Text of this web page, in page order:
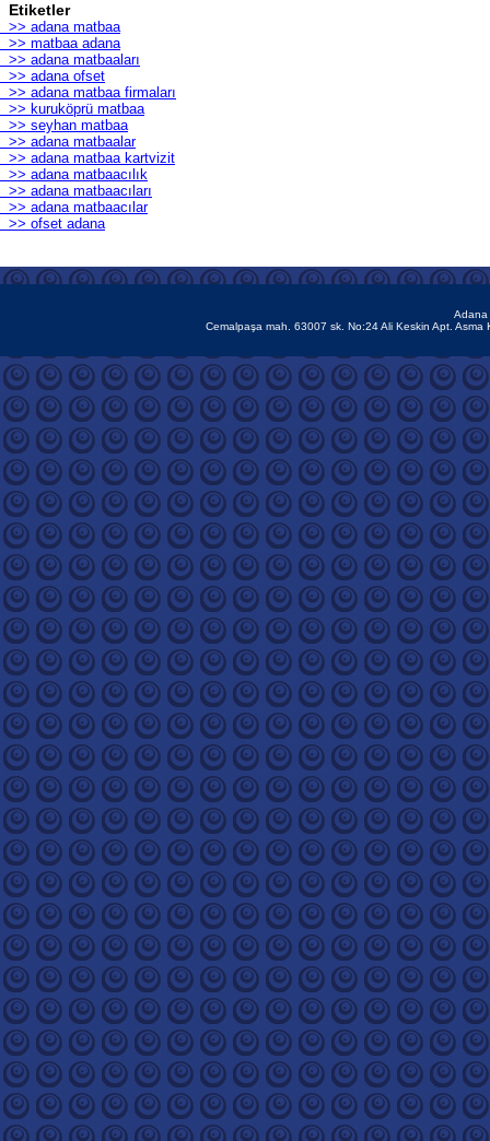
Etiketler
>> adana matbaa
>> matbaa adana
>> adana matbaaları
>> adana ofset
>> adana matbaa firmaları
>> kuruköprü matbaa
>> seyhan matbaa
>> adana matbaalar
>> adana matbaa kartvizit
>> adana matbaacılık
>> adana matbaacıları
>> adana matbaacılar
>> ofset adana
Adana
Cemalpaşa mah. 63007 sk. No:24 Ali Keskin Apt.